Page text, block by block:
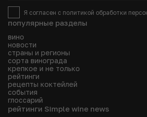
популярные разделы
вино
новости
страны и регионы
сорта винограда
крепкое и не только
рейтинги
рецепты коктейлей
события
глоссарий
рейтинги Simple wine news
Я согласен с политикой обработки